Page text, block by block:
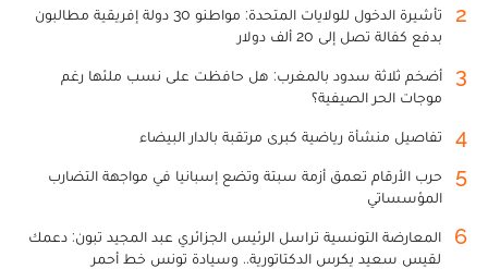
2
تأشيرة الدخول للولايات المتحدة: مواطنو 30 دولة إفريقية مطالبون
بدفع كفالة تصل إلى 20 ألف دولار
3
أضخم ثلاثة سدود بالمغرب: هل حافظت على نسب ملئها رغم
موجات الحر الصيفية؟
4 تفاصيل منشأة رياضية كبرى مرتقبة بالدار البيضاء
5
حرب الأرقام تعمق أزمة سبتة وتضع إسبانيا في مواجهة التضارب
المؤسساتي
6
المعارضة التونسية تراسل الرئيس الجزائري عبد المجيد تبون: دعمك
لقيس سعيد يكرس الدكتاتورية.. وسيادة تونس خط أحمر